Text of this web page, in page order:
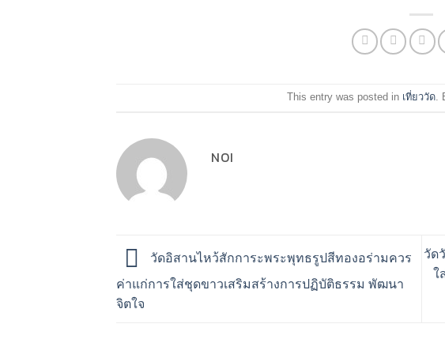
This entry was posted in เที่ยววัด.
NOI
วัดอิสานไหว้สักการะพระพุทธรูปสีทองอร่ามควร
ค่าแก่การใส่ชุดขาวเสริมสร้างการปฏิบัติธรรม พัฒนา
จิตใจ
วัด
ใ